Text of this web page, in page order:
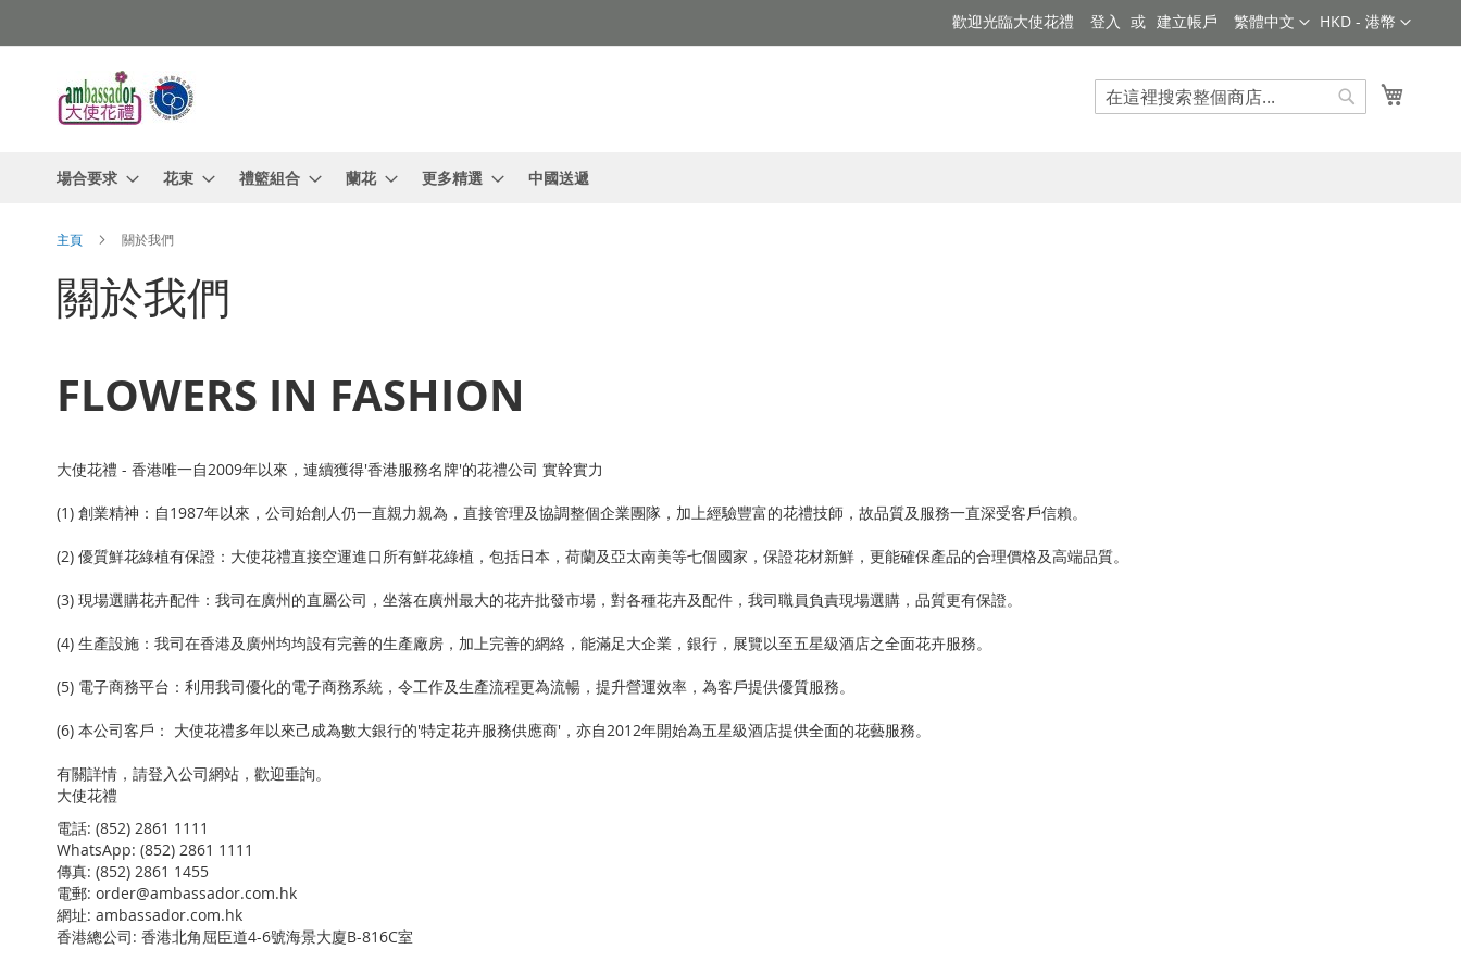
過
內
容
貨
幣
HKD - 港幣
語
言
繁體中文
歡迎光臨大使花禮 登入 建立帳戶
搜
場合要求
花束 禮籃組合 蘭花 更多精選 中國送遞
主頁 關於我們
關於我們
FLOWERS IN FASHION
大使花禮 - 香港唯一自2009年以來，連續獲得'香港服務名牌'的花禮公司 實幹實力
(1) 創業精神：自1987年以來，公司始創人仍一直親力親為，直接管理及協調整個企業團隊，加上經驗豐富的花禮技師，故品質及服務一直深受客戶信賴。
(2) 優質鮮花綠植有保證：大使花禮直接空運進口所有鮮花綠植，包括日本，荷蘭及亞太南美等七個國家，保證花材新鮮，更能確保產品的合理價格及高端品質。
(3) 現場選購花卉配件：我司在廣州的直屬公司，坐落在廣州最大的花卉批發市場，對各種花卉及配件，我司職員負責現場選購，品質更有保證。
(4) 生產設施：我司在香港及廣州均均設有完善的生產廠房，加上完善的網絡，能滿足大企業，銀行，展覽以至五星級酒店之全面花卉服務。
(5) 電子商務平台：利用我司優化的電子商務系統，令工作及生產流程更為流暢，提升營運效率，為客戶提供優質服務。
(6) 本公司客戶： 大使花禮多年以來己成為數大銀行的'特定花卉服務供應商'，亦自2012年開始為五星級酒店提供全面的花藝服務。
有關詳情，請登入公司網站，歡迎垂詢。
大使花禮
電話: (852) 2861 1111
WhatsApp: (852) 2861 1111
傳真: (852) 2861 1455
電郵: order@ambassador.com.hk
網址: ambassador.com.hk
香港總公司: 香港北角屈臣道4-6號海景大廈B-816C室